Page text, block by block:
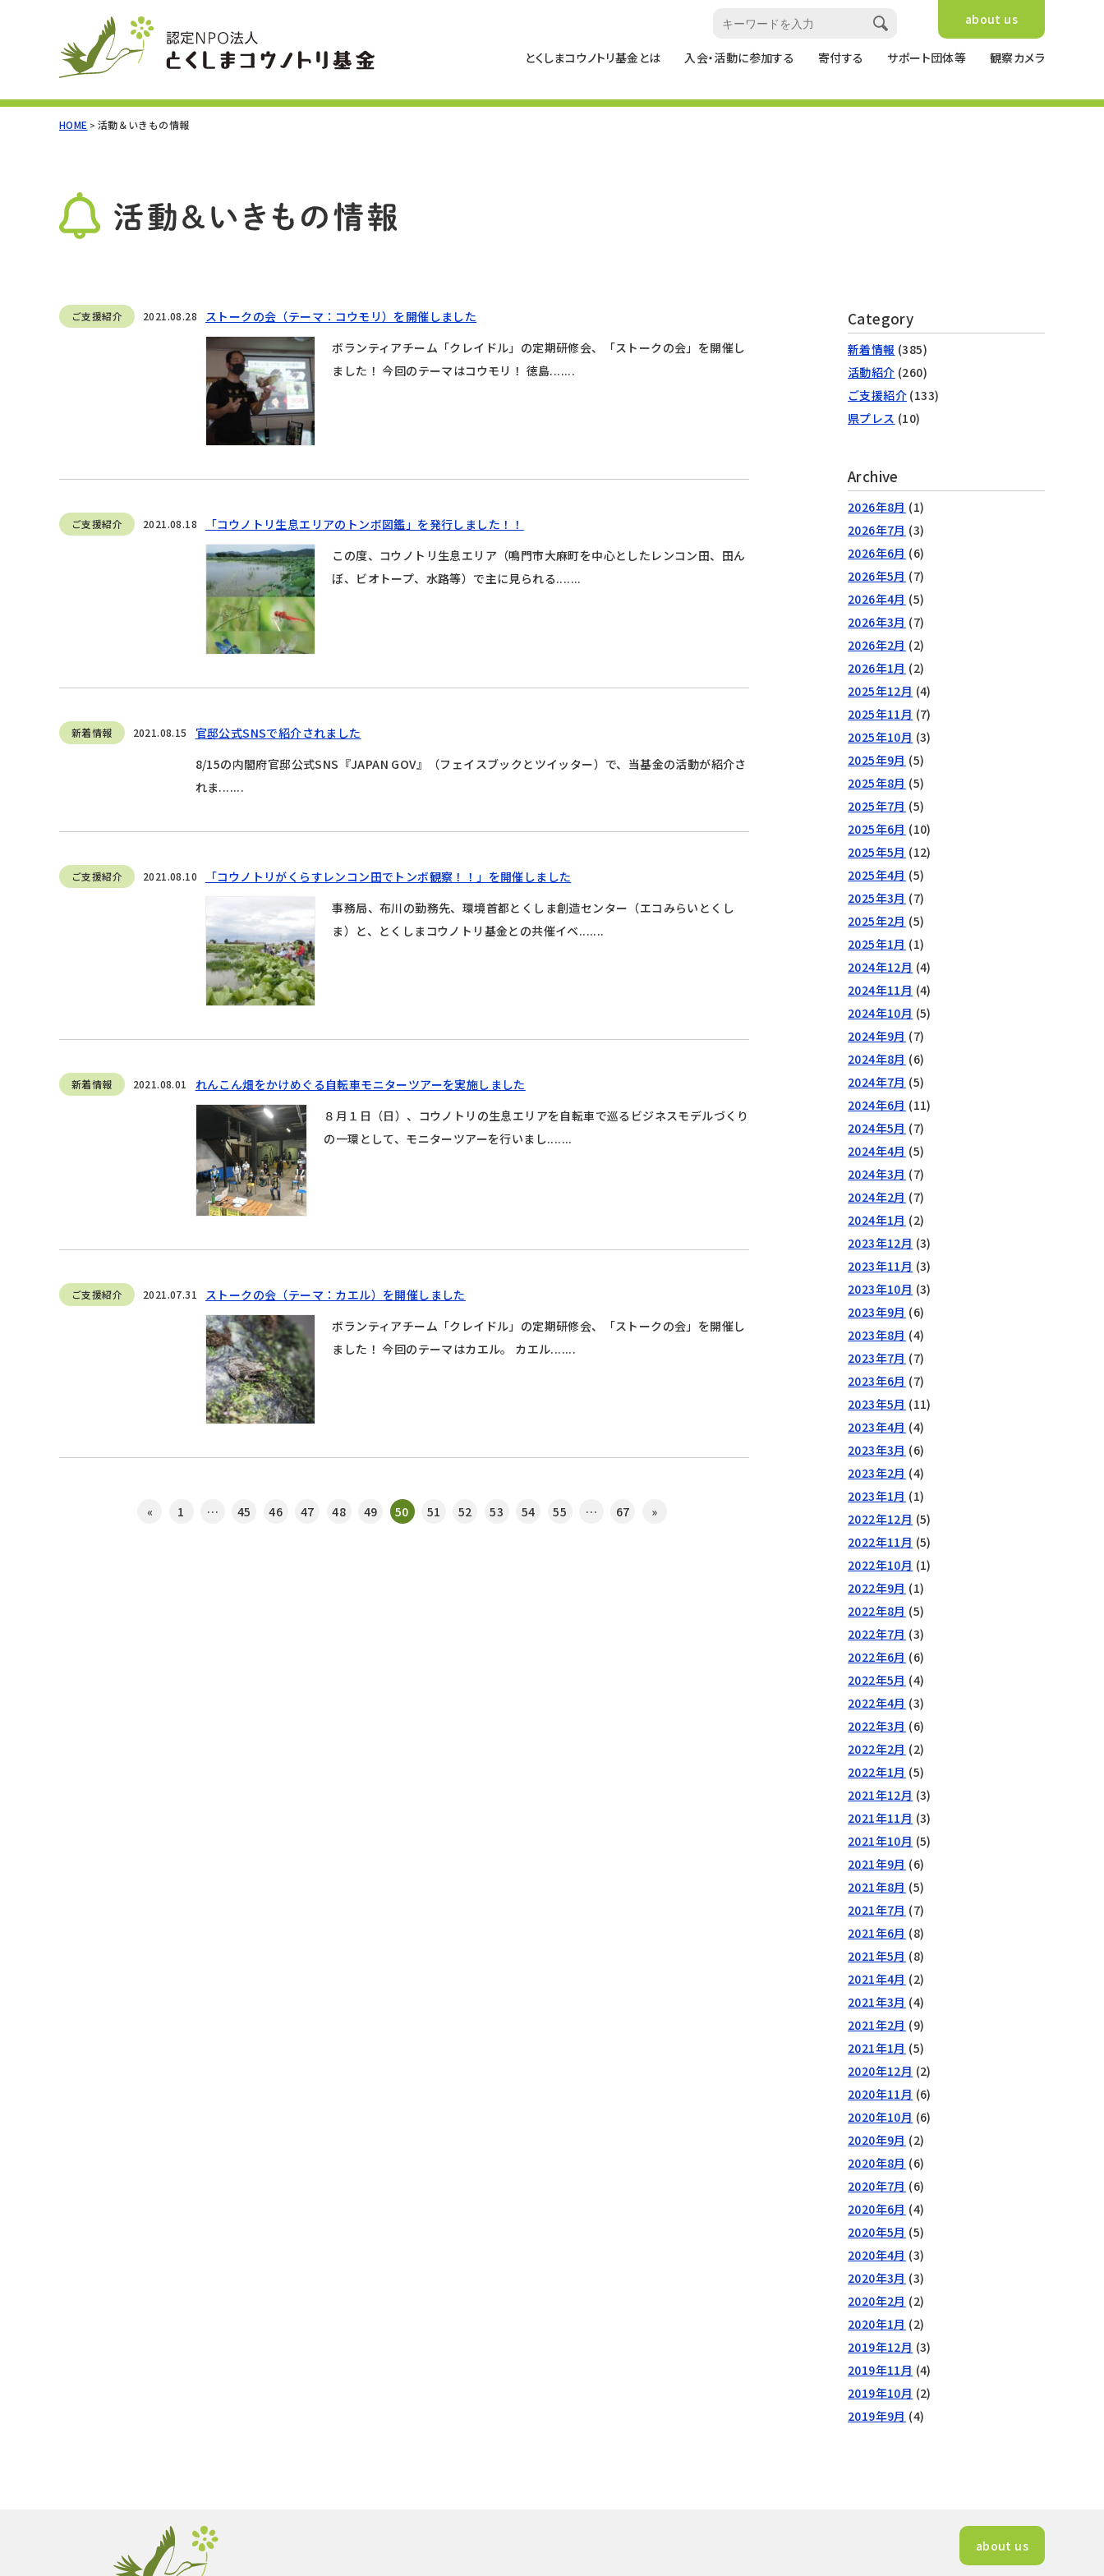
とくしまコウノトリ基金とは 入会・活動に参加する 寄付する サポート団体等 観察カメラ
about us
HOME > 活動＆いきもの情報
ご支援紹介 2021.08.28
ストークの会（テーマ：コウモリ）を開催しました
ボランティアチーム「クレイドル」の定期研修会、「ストークの会」を開催し
ました！ 今回のテーマはコウモリ！ 徳島.......
ご支援紹介 2021.08.18
「コウノトリ生息エリアのトンボ図鑑」を発行しました！！
この度、コウノトリ生息エリア（鳴門市大麻町を中心としたレンコン田、田ん
ぼ、ビオトープ、水路等）で主に見られる.......
新着情報 2021.08.15
官邸公式SNSで紹介されました
8/15の内閣府官邸公式SNS『JAPAN GOV』（フェイスブックとツイッター）で、当基金の活動が紹介さ
れま.......
ご支援紹介 2021.08.10
「コウノトリがくらすレンコン田でトンボ観察！！」を開催しました
事務局、布川の勤務先、環境首都とくしま創造センター（エコみらいとくし
ま）と、とくしまコウノトリ基金との共催イベ.......
新着情報 2021.08.01
れんこん畑をかけめぐる自転車モニターツアーを実施しました
８月１日（日）、コウノトリの生息エリアを自転車で巡るビジネスモデルづくり
の一環として、モニターツアーを行いまし.......
ご支援紹介 2021.07.31
ストークの会（テーマ：カエル）を開催しました
ボランティアチーム「クレイドル」の定期研修会、「ストークの会」を開催し
ました！ 今回のテーマはカエル。 カエル.......
« 1 … 45 46 47 48 49 50 51 52 53 54 55 … 67 »
Category
新着情報 (385)
活動紹介 (260)
ご支援紹介 (133)
県プレス (10)
Archive
2026年8月 (1)
2026年7月 (3)
2026年6月 (6)
2026年5月 (7)
2026年4月 (5)
2026年3月 (7)
2026年2月 (2)
2026年1月 (2)
2025年12月 (4)
2025年11月 (7)
2025年10月 (3)
2025年9月 (5)
2025年8月 (5)
2025年7月 (5)
2025年6月 (10)
2025年5月 (12)
2025年4月 (5)
2025年3月 (7)
2025年2月 (5)
2025年1月 (1)
2024年12月 (4)
2024年11月 (4)
2024年10月 (5)
2024年9月 (7)
2024年8月 (6)
2024年7月 (5)
2024年6月 (11)
2024年5月 (7)
2024年4月 (5)
2024年3月 (7)
2024年2月 (7)
2024年1月 (2)
2023年12月 (3)
2023年11月 (3)
2023年10月 (3)
2023年9月 (6)
2023年8月 (4)
2023年7月 (7)
2023年6月 (7)
2023年5月 (11)
2023年4月 (4)
2023年3月 (6)
2023年2月 (4)
2023年1月 (1)
2022年12月 (5)
2022年11月 (5)
2022年10月 (1)
2022年9月 (1)
2022年8月 (5)
2022年7月 (3)
2022年6月 (6)
2022年5月 (4)
2022年4月 (3)
2022年3月 (6)
2022年2月 (2)
2022年1月 (5)
2021年12月 (3)
2021年11月 (3)
2021年10月 (5)
2021年9月 (6)
2021年8月 (5)
2021年7月 (7)
2021年6月 (8)
2021年5月 (8)
2021年4月 (2)
2021年3月 (4)
2021年2月 (9)
2021年1月 (5)
2020年12月 (2)
2020年11月 (6)
2020年10月 (6)
2020年9月 (2)
2020年8月 (6)
2020年7月 (6)
2020年6月 (4)
2020年5月 (5)
2020年4月 (3)
2020年3月 (3)
2020年2月 (2)
2020年1月 (2)
2019年12月 (3)
2019年11月 (4)
2019年10月 (2)
2019年9月 (4)
about us